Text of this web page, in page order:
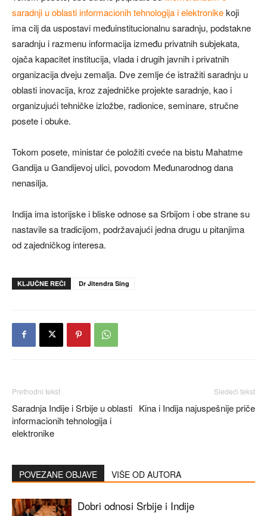
saradnji u oblasti informacionih tehnologija i elektronikekoji
ima cilj da uspostavi međuinstitucionalnu saradnju, podstakne
saradnju i razmenu informacija između privatnih subjekata,
ojača kapacitet institucija, vlada i drugih javnih i privatnih
organizacija dveju zemalja. Dve zemlje će istražiti saradnju u
oblasti inovacija, kroz zajedničke projekte saradnje, kao i
organizujući tehničke izložbe, radionice, seminare, stručne
posete i obuke.
Tokom posete, ministar će položiti cveće na bistu Mahatme
Gandija u Gandijevoj ulici, povodom Međunarodnog dana
nenasilja.
Indija ima istorijske i bliske odnose sa Srbijom i obe strane su
nastavile sa tradicijom, podržavajući jedna drugu u pitanjima
od zajedničkog interesa.
KLJUČNE REČI Dr Jitendra Sing
Prethodni tekst
Saradnja Indije i Srbije u oblasti
informacionih tehnologija i
elektronike
Sledeći tekst
Kina i Indija najuspešnije priče
POVEZANE OBJAVE VIŠE OD AUTORA
Dobri odnosi Srbije i Indije